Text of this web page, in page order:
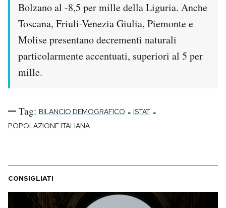
Bolzano al -8,5 per mille della Liguria. Anche
Toscana, Friuli-Venezia Giulia, Piemonte e
Molise presentano decrementi naturali
particolarmente accentuati, superiori al 5 per
mille.
Tag: BILANCIO DEMOGRAFICO - ISTAT -
POPOLAZIONE ITALIANA
CONSIGLIATI